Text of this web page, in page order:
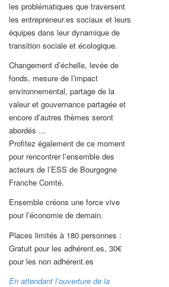
les problématiques que traversent
les entrepreneur.es sociaux et leurs
équipes dans leur dynamique de
transition sociale et écologique.
Changement d’échelle, levée de
fonds, mesure de l’impact
environnemental, partage de la
valeur et gouvernance partagée et
encore d’autres thèmes seront
abordés …
Profitez également de ce moment
pour rencontrer l’ensemble des
acteurs de l’ESS de Bourgogne
Franche Comté.
Ensemble créons une force vive
pour l’économie de demain.
Places limités à 180 personnes :
Gratuit pour les adhérent.es, 30€
pour les non adhérent.es
En attendant l’ouverture de la